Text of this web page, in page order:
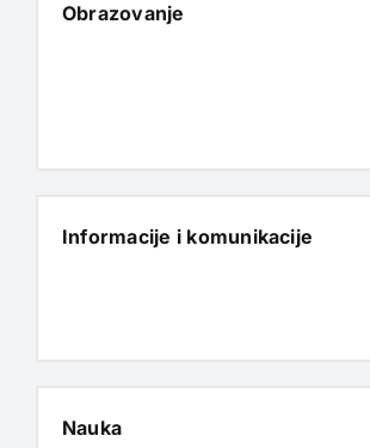
Obrazovanje
Informacije i komunikacije
Nauka